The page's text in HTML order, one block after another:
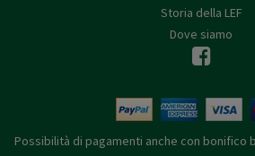
Storia della LEF
Dove siamo
Possibilità di pagamenti anche con bonifico